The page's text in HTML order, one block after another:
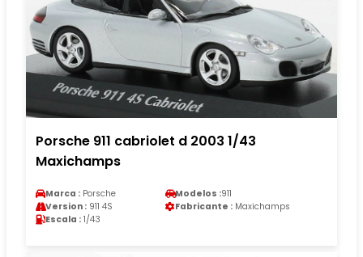
Porsche 911 cabriolet d 2003 1/43
Maxichamps
Marca : Porsche Modelos :911
Version : 911 4S Fabricante : Maxichamps
Escala : 1/43